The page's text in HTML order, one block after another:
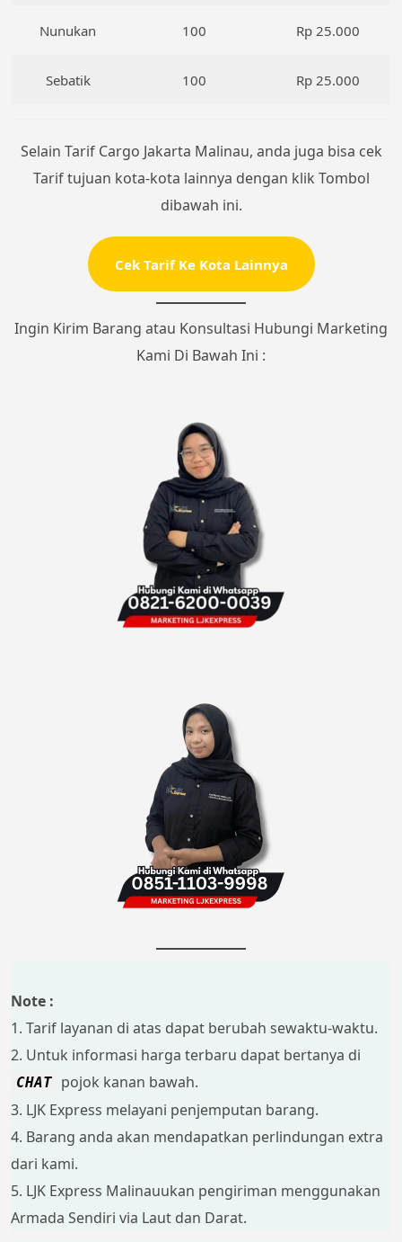
Nunukan 100 Rp 25.000
Sebatik 100 Rp 25.000
Selain Tarif Cargo Jakarta Malinau, anda juga bisa cek
Tarif tujuan kota-kota lainnya dengan klik Tombol
dibawah ini.
Cek Tarif Ke Kota Lainnya
Ingin Kirim Barang atau Konsultasi Hubungi Marketing
Kami Di Bawah Ini :
Note :
1. Tarif layanan di atas dapat berubah sewaktu-waktu.
2. Untuk informasi harga terbaru dapat bertanya di
CHAT pojok kanan bawah.
3. LJK Express melayani penjemputan barang.
4. Barang anda akan mendapatkan perlindungan extra
dari kami.
5. LJK Express Malinauukan pengiriman menggunakan
Armada Sendiri via Laut dan Darat.